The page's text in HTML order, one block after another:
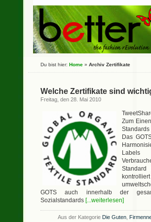
Du bist hier: Home » Archiv Zertifikate
Welche Zertifikate sind
Freitag, den 28. Mai 2010
Zum
Standards
Das
GOTS auch innerhalb der
Sozialstandards [...weiterlesen]
Aus der Kategorie Die Guten